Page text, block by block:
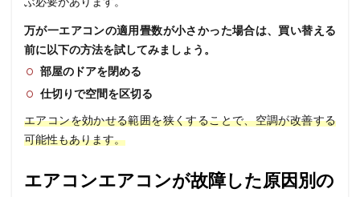
万が一エアコンの適用畳数が小さかった場合は、買い替える
前に以下の方法を試してみましょう。
部屋のドアを閉める
仕切りで空間を区切る
エアコンを効かせる範囲を狭くすることで、空調が改善する
可能性もあります。
エアコンエアコンが故障した原因別の